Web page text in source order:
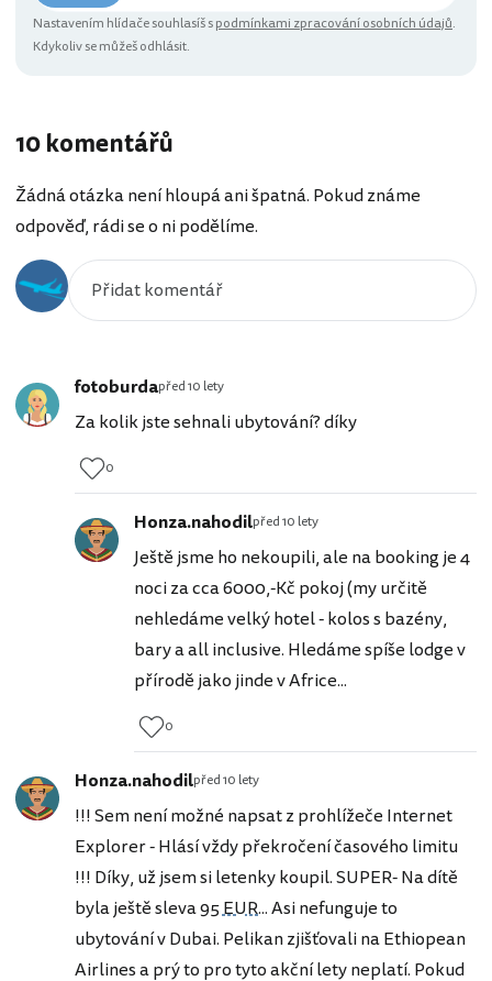
Nastavením hlídače souhlasíš spodmínkami zpracování osobních údajů.
Kdykoliv se můžeš odhlásit.
10 komentářů
Žádná otázka není hloupá ani špatná. Pokud známe
odpověď, rádi se o ni podělíme.
fotoburdapřed 10 lety
Za kolik jste sehnali ubytování? díky
0
Honza.nahodilpřed 10 lety
Ještě jsme ho nekoupili, ale na booking je 4
noci za cca 6000,-Kč pokoj (my určitě
nehledáme velký hotel - kolos s bazény,
bary a all inclusive. Hledáme spíše lodge v
přírodě jako jinde v Africe...
0
Honza.nahodilpřed 10 lety
!!! Sem není možné napsat z prohlížeče Internet
Explorer - Hlásí vždy překročení časového limitu
!!! Díky, už jsem si letenky koupil. SUPER- Na dítě
byla ještě sleva95 EUR... Asi nefunguje to
ubytování v Dubai. Pelikan zjišťovali na Ethiopean
Airlines a prý to pro tyto akční lety neplatí. Pokud